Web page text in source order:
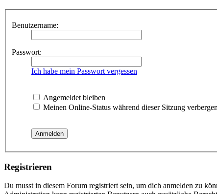
Benutzername:
Passwort:
Ich habe mein Passwort vergessen
Angemeldet bleiben
Meinen Online-Status während dieser Sitzung verbergen
Registrieren
Du musst in diesem Forum registriert sein, um dich anmelden zu